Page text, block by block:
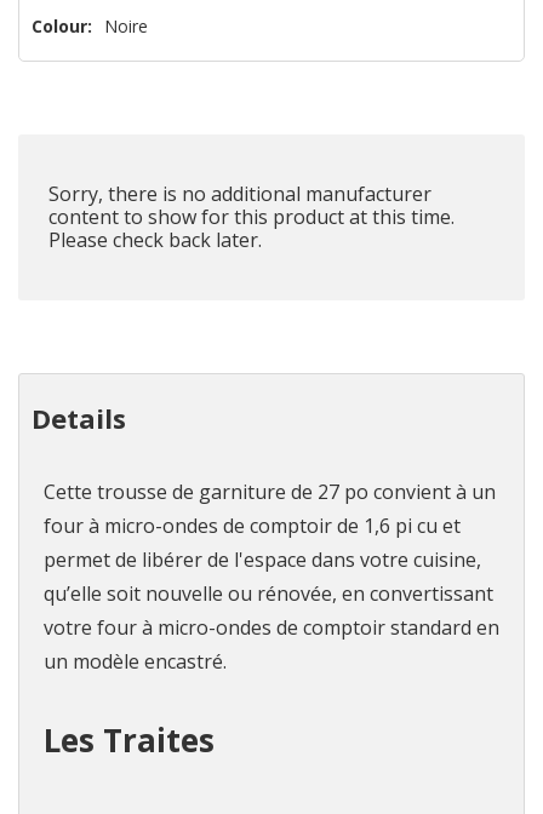
Colour: Noire
Sorry, there is no additional manufacturer
content to show for this product at this time.
Please check back later.
Details
Cette trousse de garniture de 27 po convient à un
four à micro-ondes de comptoir de 1,6 pi cu et
permet de libérer de l'espace dans votre cuisine,
qu’elle soit nouvelle ou rénovée, en convertissant
votre four à micro-ondes de comptoir standard en
un modèle encastré.
Les Traites